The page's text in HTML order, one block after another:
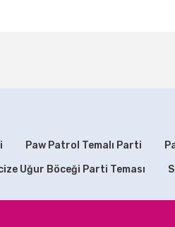
olmalı.
Paw Patrol Temalı Parti
Uğur Böceği Parti Teması